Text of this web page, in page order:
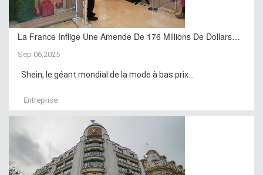
La France Inflige Une Amende De 176 Millions De Dollars…
Sep 06,2025
Shein, le géant mondial de la mode à bas prix...
Entreprise